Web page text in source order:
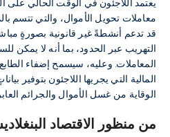
يعتمد اللاجئون في الوقت الحالي على
معاملات تحويل الأموال، والتي تتسم
قد تدعم أنشطةً غير قانونية بصورةٍ
التهريب عبر الحدود، بما أنه لا يمكن
المعاملات. وعليه، سيسمح إضفاء
المالية التي يجريها اللاجئون بتوفير
الوقاية من غسل الأموال والجرائم
من منظور الاقتصاد